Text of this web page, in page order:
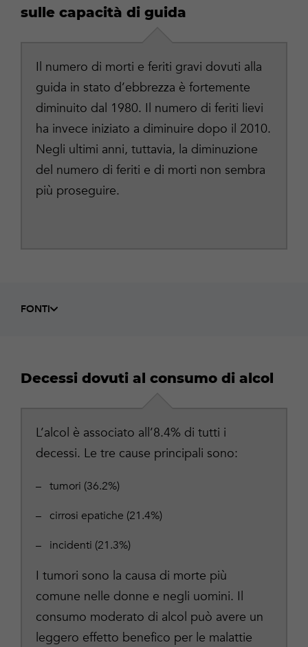
sulle capacità di guida
Il numero di morti e feriti gravi dovuti alla
guida in stato d’ebbrezza è fortemente
diminuito dal 1980. Il numero di feriti lievi
ha invece iniziato a diminuire dopo il 2010.
Negli ultimi anni, tuttavia, la diminuzione
del numero di feriti e di morti non sembra
più proseguire.
FONTI
Decessi dovuti al consumo di alcol
L’alcol è associato all’8.4% di tutti i
decessi. Le tre cause principali sono:
tumori (36.2%)
cirrosi epatiche (21.4%)
incidenti (21.3%)
I tumori sono la causa di morte più
comune nelle donne e negli uomini. Il
consumo moderato di alcol può avere un
leggero effetto benefico per le malattie